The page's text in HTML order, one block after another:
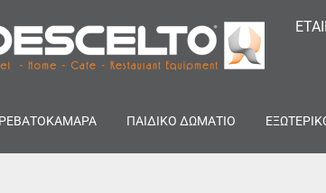
ΠΑΙΔΙΚΟ ΔΩΜΑΤΙΟ